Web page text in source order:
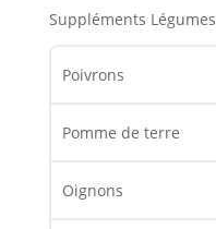
Suppléments Légumes
Poivrons
Pomme de terre
Oignons